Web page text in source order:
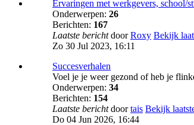
Ervaringen met werkgevers, school/
Onderwerpen: 26
Berichten: 167
Laatste bericht doorRoxy Bekijk
Zo 30 Jul 2023, 16:11
Succesverhalen
Voel je je weer gezond of heb je
Onderwerpen: 34
Berichten: 154
Laatste bericht doortais Bekijk
Do 04 Jun 2026, 16:44